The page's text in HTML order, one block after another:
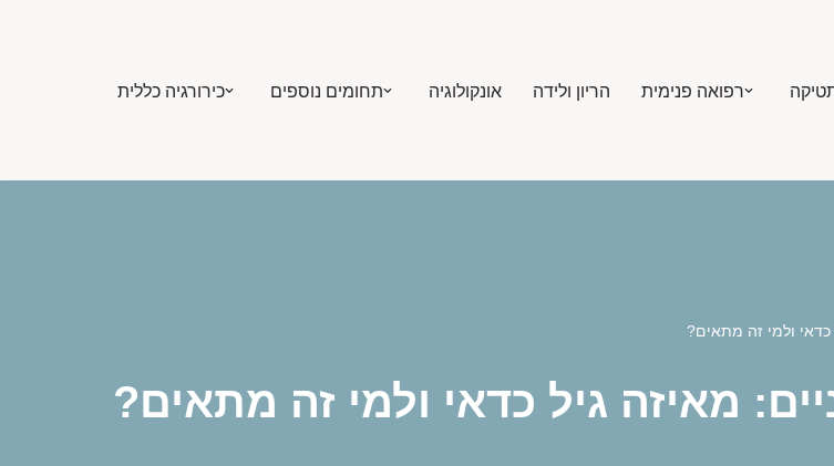
רפואה פנימית הריון ולידה אונקולוגיה תחומים נוספים כירורגיה כללית
כדאי ולמי זה מתאים?
מאיזה גיל כדאי ולמי זה מתאים?